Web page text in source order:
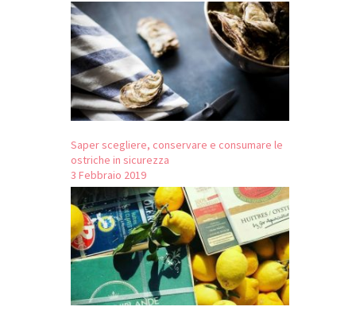
Saper scegliere, conservare e consumare le
ostriche in sicurezza
3 Febbraio 2019